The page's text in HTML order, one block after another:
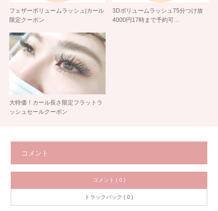
フェザーボリュームラッシュjカール
限定クーポン
3Dボリュームラッシュ75分つけ放
4000円17時まで予約可…
大特価！カール長さ限定フラットラ
ッシュセールクーポン
コメント
コメント ( 0 )
トラックバック ( 0 )